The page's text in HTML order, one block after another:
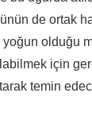
de ortak
yoğun olduğu
için
temin